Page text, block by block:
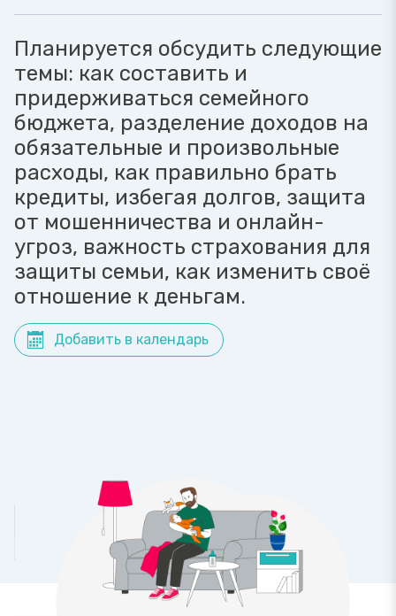
Планируется обсудить следующие
темы: как составить и
придерживаться семейного
бюджета, разделение доходов на
обязательные и произвольные
расходы, как правильно брать
кредиты, избегая долгов, защита
от мошенничества и онлайн-
угроз, важность страхования для
защиты семьи, как изменить своё
отношение к деньгам.
Добавить в календарь